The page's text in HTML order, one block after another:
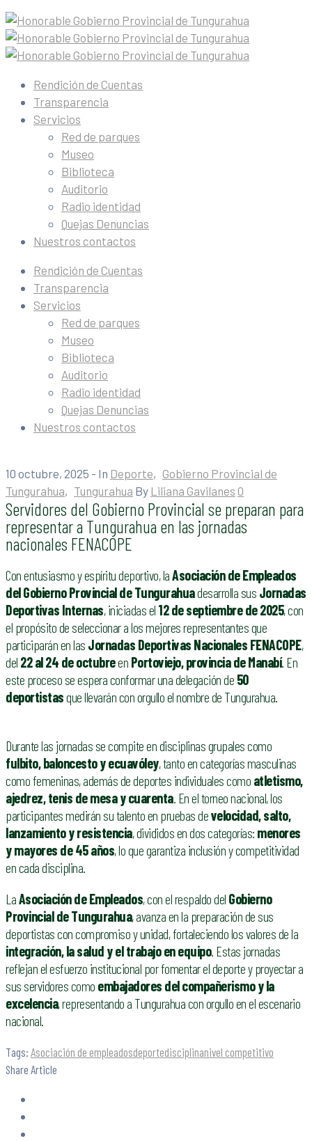
Rendición de Cuentas
Transparencia
Servicios
Red de parques
Museo
Biblioteca
Auditorio
Radio identidad
Quejas Denuncias
Nuestros contactos
Rendición de Cuentas
Transparencia
Servicios
Red de parques
Museo
Biblioteca
Auditorio
Radio identidad
Quejas Denuncias
Nuestros contactos
10 octubre, 2025 - In Deporte‚ Gobierno Provincial de
Tungurahua‚ Tungurahua By Liliana Gavilanes 0
Servidores del Gobierno Provincial se preparan para
representar a Tungurahua en las jornadas
nacionales FENACOPE
Con entusiasmo y espíritu deportivo, laAsociación de Empleados
del Gobierno Provincial de Tungurahuadesarrolla sus Jornadas
Deportivas Internas, iniciadas el 12 de septiembre de 2025, con
el propósito de seleccionar a los mejores representantes que
participarán en las Jornadas Deportivas Nacionales FENACOPE,
del 22 al 24 de octubreen Portoviejo, provincia de Manabí. En
este proceso se espera conformar una delegación de 50
deportistasque llevarán con orgullo el nombre de Tungurahua.
Durante las jornadas se compite en disciplinas grupales como
fulbito, baloncesto y ecuavóley, tanto en categorías masculinas
como femeninas, además de deportes individuales como atletismo,
ajedrez, tenis de mesa y cuarenta. En el torneo nacional, los
participantes medirán su talento en pruebas develocidad, salto,
lanzamiento y resistencia, divididos en dos categorías: menores
y mayores de 45 años, lo que garantiza inclusión y competitividad
en cada disciplina.
LaAsociación de Empleados, con el respaldo del Gobierno
Provincial de Tungurahua, avanza en la preparación de sus
deportistas con compromiso y unidad, fortaleciendo los valores de la
integración, la salud y el trabajo en equipo. Estas jornadas
reflejan el esfuerzo institucional por fomentar el deporte y proyectar a
sus servidores como embajadores del compañerismo y la
excelencia, representando a Tungurahua con orgullo en el escenario
nacional.
Tags: Asociación de empleadosdeportedisciplinanivel competitivo
Share Article